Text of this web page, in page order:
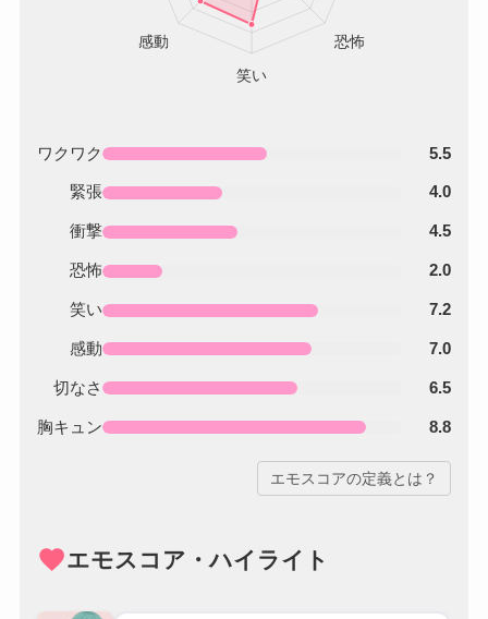
ワクワク 5.5
緊張 4.0
衝撃 4.5
恐怖 2.0
笑い 7.2
感動 7.0
切なさ 6.5
胸キュン 8.8
エモスコアの定義とは？
favoriteエモスコア・ハイライト